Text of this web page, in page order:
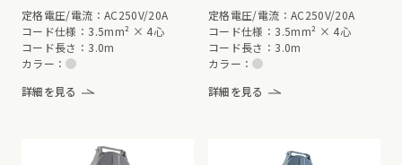
定格電圧/電流：AC250V/20A
コード仕様：3.5mm² × 4心
コード長さ：3.0m
カラー：
詳細を見る
定格電圧/電流：AC250V/20A
コード仕様：3.5mm² × 4心
コード長さ：3.0m
カラー：
詳細を見る